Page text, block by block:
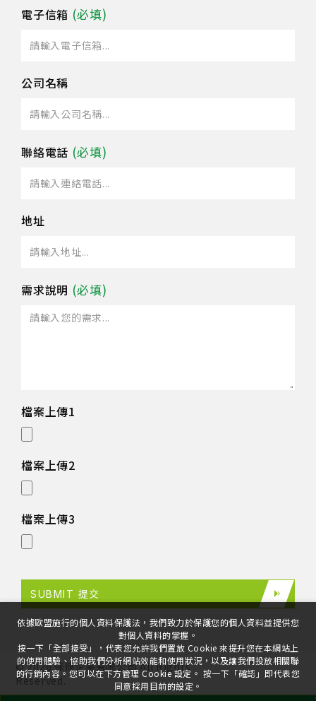
電子信箱
公司名稱
聯絡電話
地址
需求說明
檔案上傳1
檔案上傳2
檔案上傳3
SUBMIT 提交
©2026徠徠企業有限公司All Rights
Reserved.
依據歐盟施行的個人資料保護法，我們致力於保護您的個人資料並提供您
對個人資料的掌握。
按一下「全部接受」，代表您允許我們置放 Cookie 來提升您在本網站上
的使用體驗、協助我們分析網站效能和使用狀況，以及讓我們投放相關聯
的行銷內容。您可以在下方管理 Cookie 設定。 按一下「確認」即代表您
同意採用目前的設定。